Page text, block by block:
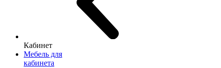
Кабинет
Мебель для
кабинета